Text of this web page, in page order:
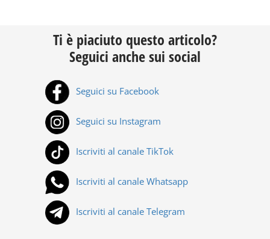
Ti è piaciuto questo articolo?
Seguici anche sui social
Seguici su Facebook
Seguici su Instagram
Iscriviti al canale TikTok
Iscriviti al canale Whatsapp
Iscriviti al canale Telegram